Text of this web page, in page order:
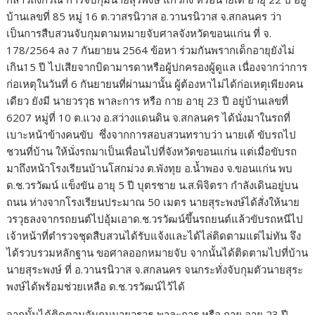
บ้านเลขที่ 85 หมู่ 16 ต.วาสรนิวาส อ.วานรนิวาส จ.สกลนคร ว่า
เป็นการสืบสวนจับกุมตามหมายจับศาลจังหวัดขอนแก่น ที่ จ.
178/2564 ลง 7 กันยายน 2564 ข้อหา ร่วมกันพรากเด็กอายุยังไม่
เกิน15 ปี ไปเสียจากบิดามารดาหรือผู้ปกครองผู้ดูแล เนื่องจากว่าการ
ก่อเหตุในวันที่ 6 กันยายนที่ผ่านมานั้น ผู้ต้องหาไม่ได้ก่อเหตุเพียงคน
เดียว ยังมี นายวรวุธ พาละการ หรือ กาย อายุ 23 ปี อยู่บ้านเลขที่
6207 หมู่ที่ 10 ต.แวง อ.สว่างแดนดิน จ.สกลนคร ได้นั่งมาในรถที่
เบาะหน้าข้างคนขับ ซึ่งจากการสอบสวนทราบว่า นายเต้ ขับรถไป
ชวนที่บ้าน ให้นั่งรถมาเป็นเพื่อนไปที่จังหวัดขอนแก่น แต่เมื่อขับรถ
มาถึงหน้าโรงเรียนบ้านโสกม่วง ต.พังทุย อ.น้ำพอง จ.ขอนแก่น พบ
ด.ช.วรวัฒน์ แข็งขัน อายุ 5 ปี บุตรชาย น.ส.พิจิตรา กำลังเดินอยู่บน
ถนน ห่างจากโรงเรียนประมาณ 50 เมตร นายสุระพงษ์ได้สั่งให้นาย
วรวุธลงจากรถยนต์ไปอุ้มเอาด.ช.วรวัฒน์ขึ้นรถยนต์แล้วขับรถหนีไป
เจ้าหน้าที่ตำรวจชุดสืบสวนได้รับแจ้งและได้ไล่ติดตามแต่ไม่ทัน จึง
ได้รวบรวมหลักฐาน ขอศาลออกหมายจับ จากนั้นได้ติดตามไปที่บ้าน
นายสุระพงษ์ ที่ อ.วานรนิวาส จ.สกลนคร จนกระทั่งจับกุมตัวนายสุระ
พงษ์ได้พร้อมช่วยเหลือ ด.ช.วรวัฒน์ไว้ได้